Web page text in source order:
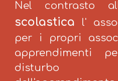
Nel contrasto
scolastica
l'
per i propri
apprendimenti
disturbo